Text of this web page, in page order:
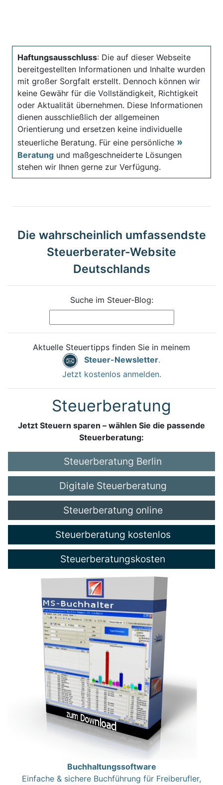
Haftungsausschluss: Die auf dieser Webseite
bereitgestellten Informationen und Inhalte wurden
mit großer Sorgfalt erstellt. Dennoch können wir
keine Gewähr für die Vollständigkeit, Richtigkeit
oder Aktualität übernehmen. Diese Informationen
dienen ausschließlich der allgemeinen
Orientierung und ersetzen keine individuelle
steuerliche Beratung. Für eine persönliche
Beratung und maßgeschneiderte Lösungen
stehen wir Ihnen gerne zur Verfügung.
Die wahrscheinlich umfassendste
Steuerberater-Website
Deutschlands
Suche im Steuer-Blog:
Aktuelle Steuertipps finden Sie in meinem
Steuer-Newsletter.
Jetzt kostenlos anmelden.
Steuerberatung
Jetzt Steuern sparen – wählen Sie die passende
Steuerberatung:
Steuerberatung Berlin
Digitale Steuerberatung
Steuerberatung online
Steuerberatung kostenlos
Steuerberatungskosten
Buchhaltungssoftware
Einfache & sichere Buchführung für Freiberufler,